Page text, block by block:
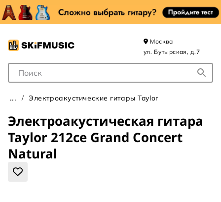
Поле для Поиска
Москва
ул. Бутырская, д.7
Электроакустические гитары Taylor
Электроакустическая гитара
Taylor 212ce Grand Concert
Natural